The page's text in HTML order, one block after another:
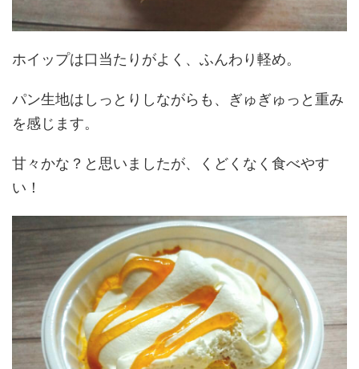
ホイップは口当たりがよく、ふんわり軽め。
パン生地はしっとりしながらも、ぎゅぎゅっと重み
を感じます。
甘々かな？と思いましたが、くどくなく食べやす
い！